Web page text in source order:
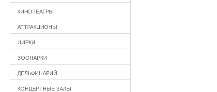
КИНОТЕАТРЫ
АТТРАКЦИОНЫ
ЦИРКИ
ЗООПАРКИ
ДЕЛЬФИНАРИЙ
КОНЦЕРТНЫЕ ЗАЛЫ